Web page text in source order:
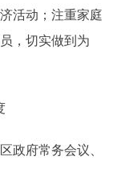
活动；注重家庭
，切实做到为
政府常务会议、